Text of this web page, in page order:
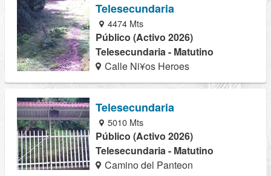
Telesecundaria
4474 Mts
Público (Activo 2026)
Telesecundaria - Matutino
Calle Ni¥os Heroes
Telesecundaria
5010 Mts
Público (Activo 2026)
Telesecundaria - Matutino
Camino del Panteon